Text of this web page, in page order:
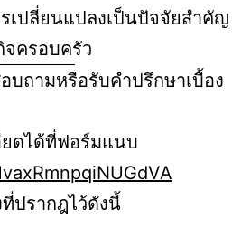
เปลี่ยนแปลงเป็นปัจจัยสำคัญ
จครอบครัว
บถามหรือรับคำปรึกษาเบื้อง
ยดได้ที่ฟอร์มแนบ
ปรากฎไว้ดังนี้